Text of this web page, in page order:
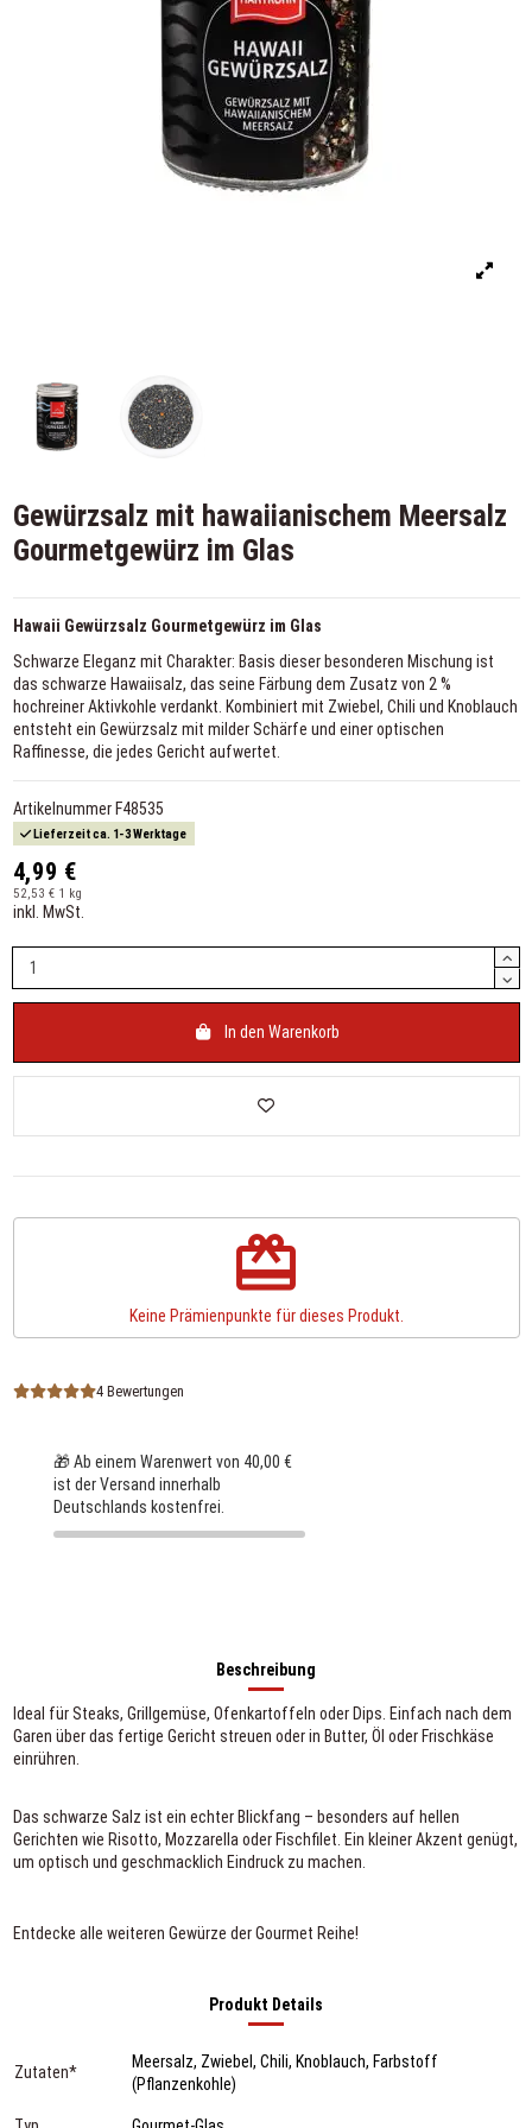
Gewürzsalz mit hawaiianischem Meersalz
Gourmetgewürz im Glas
Hawaii Gewürzsalz Gourmetgewürz im Glas
Schwarze Eleganz mit Charakter: Basis dieser besonderen Mischung ist
das schwarze Hawaiisalz, das seine Färbung dem Zusatz von 2 %
hochreiner Aktivkohle verdankt. Kombiniert mit Zwiebel, Chili und Knoblauch
entsteht ein Gewürzsalz mit milder Schärfe und einer optischen
Raffinesse, die jedes Gericht aufwertet.
Artikelnummer F48535
Lieferzeit ca. 1-3 Werktage
4,99 €
52,53 € 1 kg
inkl. MwSt.
In den Warenkorb
redeem
Keine Prämienpunkte für dieses Produkt.
4 Bewertungen
🎁 Ab einem Warenwert von 40,00 €
ist der Versand innerhalb
Deutschlands kostenfrei.
Beschreibung
Ideal für Steaks, Grillgemüse, Ofenkartoffeln oder Dips. Einfach nach dem
Garen über das fertige Gericht streuen oder in Butter, Öl oder Frischkäse
einrühren.
Das schwarze Salz ist ein echter Blickfang – besonders auf hellen
Gerichten wie Risotto, Mozzarella oder Fischfilet. Ein kleiner Akzent genügt,
um optisch und geschmacklich Eindruck zu machen.
Entdecke alle weiteren Gewürze der Gourmet Reihe!
Produkt Details
Zutaten*
Meersalz, Zwiebel, Chili, Knoblauch, Farbstoff
(Pflanzenkohle)